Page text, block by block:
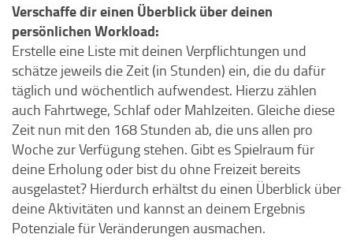
Verschaffe dir einen Überblick über deinen
persönlichen Workload:
Erstelle eine Liste mit deinen Verpflichtungen und
schätze jeweils die Zeit (in Stunden) ein, die du dafür
täglich und wöchentlich aufwendest. Hierzu zählen
auch Fahrtwege, Schlaf oder Mahlzeiten. Gleiche diese
Zeit nun mit den 168 Stunden ab, die uns allen pro
Woche zur Verfügung stehen. Gibt es Spielraum für
deine Erholung oder bist du ohne Freizeit bereits
ausgelastet? Hierdurch erhältst du einen Überblick über
deine Aktivitäten und kannst an deinem Ergebnis
Potenziale für Veränderungen ausmachen.